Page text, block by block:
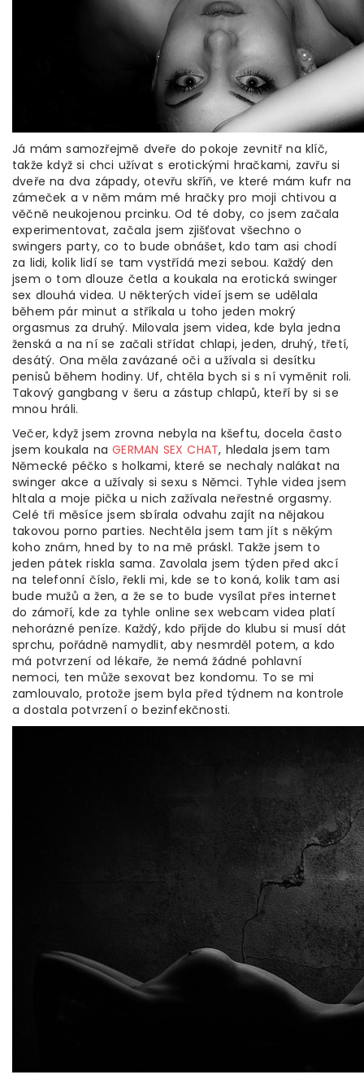
Já mám samozřejmě dveře do pokoje zevnitř na klíč,
takže když si chci užívat s erotickými hračkami, zavřu si
dveře na dva západy, otevřu skříň, ve které mám kufr na
zámeček a v něm mám mé hračky pro moji chtivou a
věčně neukojenou prcinku. Od té doby, co jsem začala
experimentovat, začala jsem zjišťovat všechno o
swingers party, co to bude obnášet, kdo tam asi chodí
za lidi, kolik lidí se tam vystřídá mezi sebou. Každý den
jsem o tom dlouze četla a koukala na erotická swinger
sex dlouhá videa. U některých videí jsem se udělala
během pár minut a stříkala u toho jeden mokrý
orgasmus za druhý. Milovala jsem videa, kde byla jedna
ženská a na ní se začali střídat chlapi, jeden, druhý, třetí,
desátý. Ona měla zavázané oči a užívala si desítku
penisů během hodiny. Uf, chtěla bych si s ní vyměnit roli.
Takový gangbang v šeru a zástup chlapů, kteří by si se
mnou hráli.
Večer, když jsem zrovna nebyla na kšeftu, docela často
jsem koukala naGERMAN SEX CHAT, hledala jsem tam
Německé péčko s holkami, které se nechaly nalákat na
swinger akce a užívaly si sexu s Němci. Tyhle videa jsem
hltala a moje pička u nich zažívala neřestné orgasmy.
Celé tři měsíce jsem sbírala odvahu zajít na nějakou
takovou porno parties. Nechtěla jsem tam jít s někým
koho znám, hned by to na mě práskl. Takže jsem to
jeden pátek riskla sama. Zavolala jsem týden před akcí
na telefonní číslo, řekli mi, kde se to koná, kolik tam asi
bude mužů a žen, a že se to bude vysílat přes internet
do zámoří, kde za tyhle online sex webcam videa platí
nehorázné peníze. Každý, kdo přijde do klubu si musí dát
sprchu, pořádně namydlit, aby nesmrděl potem, a kdo
má potvrzení od lékaře, že nemá žádné pohlavní
nemoci, ten může sexovat bez kondomu. To se mi
zamlouvalo, protože jsem byla před týdnem na kontrole
a dostala potvrzení o bezinfekčnosti.